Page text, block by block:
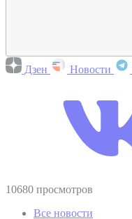
Дзен Новости
10680 просмотров
Все новости